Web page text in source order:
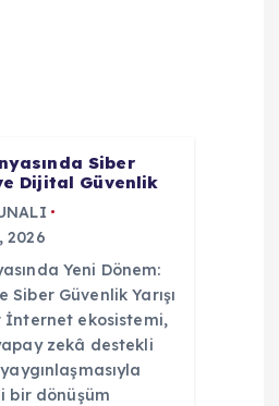
Siber
Dijital Güvenlik
2026
Yeni Dönem:
Siber Güvenlik Yarışı
İnternet ekosistemi,
zekâ destekli
bir dönüşüm